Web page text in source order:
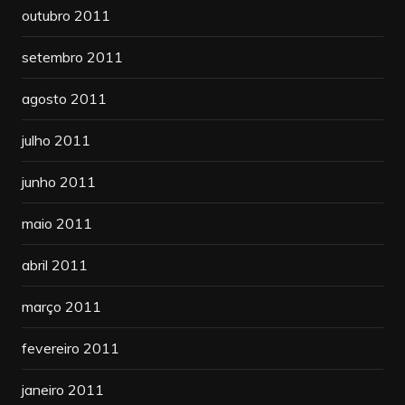
outubro 2011
setembro 2011
agosto 2011
julho 2011
junho 2011
maio 2011
abril 2011
março 2011
fevereiro 2011
janeiro 2011